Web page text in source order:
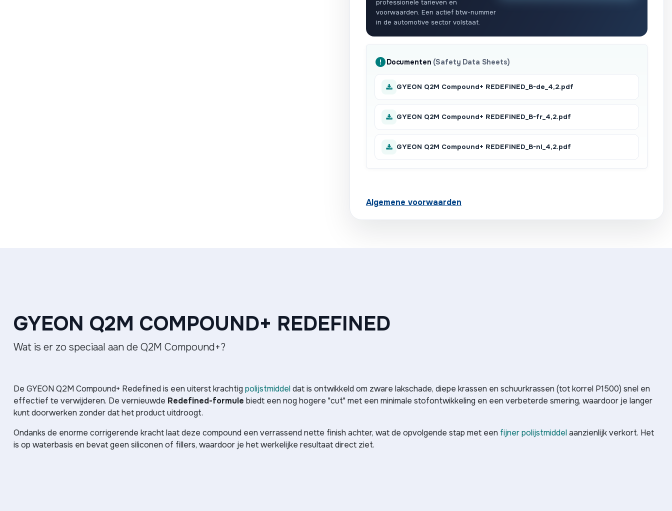
professionele tarieven en
voorwaarden. Een actief btw-nummer
in de automotive sector volstaat.
Documenten (Safety Data Sheets)
GYEON Q2M Compound+ REDEFINED_B-de_4,2.pdf
GYEON Q2M Compound+ REDEFINED_B-fr_4,2.pdf
GYEON Q2M Compound+ REDEFINED_B-nl_4,2.pdf
Algemene voorwaarden
GYEON Q2M COMPOUND+ REDEFINED
Wat is er zo speciaal aan de Q2M Compound+?
De GYEON Q2M Compound+ Redefined is een uiterst krachtig polijstmiddel dat is ontwikkeld om zware lakschade, diepe krassen en schuurkrassen (tot korrel P1500) snel en
effectief te verwijderen. De vernieuwde Redefined-formule biedt een nog hogere "cut" met een minimale stofontwikkeling en een verbeterde smering, waardoor je langer
kunt doorwerken zonder dat het product uitdroogt.
Ondanks de enorme corrigerende kracht laat deze compound een verrassend nette finish achter, wat de opvolgende stap met een fijner polijstmiddel aanzienlijk verkort. Het
is op waterbasis en bevat geen siliconen of fillers, waardoor je het werkelijke resultaat direct ziet.